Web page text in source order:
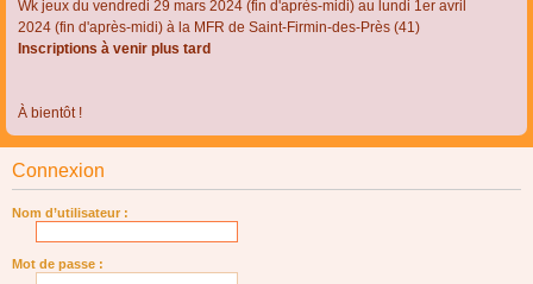
Wk jeux du vendredi 29 mars 2024 (fin d'après-midi) au lundi 1er avril
2024 (fin d'après-midi) à la MFR de Saint-Firmin-des-Près (41)
Inscriptions à venir plus tard
À bientôt !
Connexion
Nom d’utilisateur :
Mot de passe :